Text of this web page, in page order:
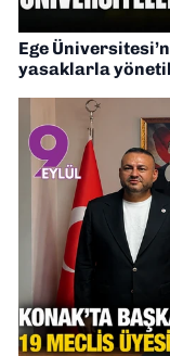
Ege
yasaklarla